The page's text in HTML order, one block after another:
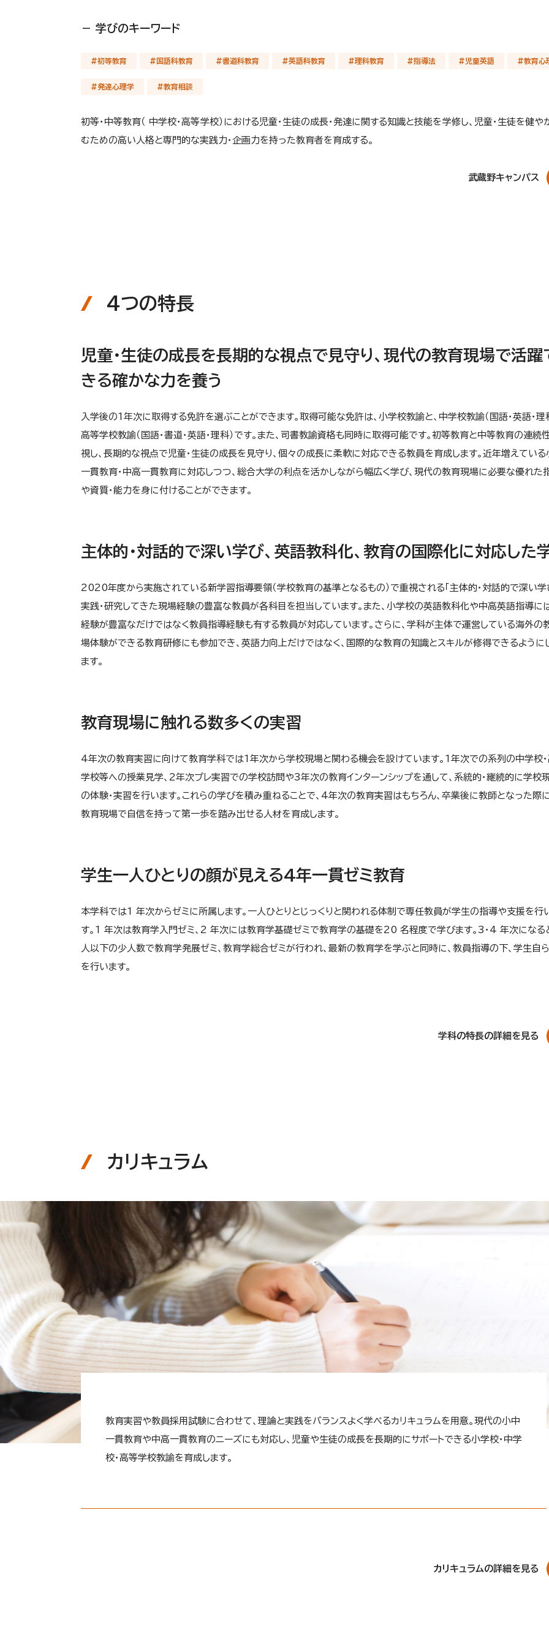
－ 学びのキーワード
#初等教育 #国語科教育 #書道科教育 #英語科教育 #理科教育 #指導法 #児童英語 #教育心
#発達心理学 #教育相談
初等・中等教育（ 中学校・高等学校）における児童・生徒の成長・発達に関する知識と技能を学修し、児童・生徒を健や
むための高い人格と専門的な実践力・企画力を持った教育者を育成する。
武蔵野キャンパス
4つの特長
児童・生徒の成長を長期的な視点で見守り、現代の教育現場で活躍
きる確かな力を養う
入学後の1年次に取得する免許を選ぶことができます。取得可能な免許は、小学校教諭と、中学校教諭（国語・英語・理科
高等学校教諭（国語・書道・英語・理科）です。また、司書教諭資格も同時に取得可能です。初等教育と中等教育の連続
視し、長期的な視点で児童・生徒の成長を見守り、個々の成長に柔軟に対応できる教員を育成します。近年増えている
一貫教育・中高一貫教育に対応しつつ、総合大学の利点を活かしながら幅広く学び、現代の教育現場に必要な優れた
や資質・能力を身に付けることができます。
主体的・対話的で深い学び、英語教科化、教育の国際化に対応した
2020年度から実施されている新学習指導要領（学校教育の基準となるもの）で重視される「主体的・対話的で深い学
実践・研究してきた現場経験の豊富な教員が各科目を担当しています。また、小学校の英語教科化や中高英語指導に
経験が豊富なだけではなく教員指導経験も有する教員が対応しています。さらに、学科が主体で運営している海外の
場体験ができる教育研修にも参加でき、英語力向上だけではなく、国際的な教育の知識とスキルが修得できるように
ます。
教育現場に触れる数多くの実習
4年次の教育実習に向けて教育学科では1年次から学校現場と関わる機会を設けています。1年次での系列の中学校
学校等への授業見学、2年次プレ実習での学校訪問や3年次の教育インターンシップを通して、系統的・継続的に学校
の体験・実習を行います。これらの学びを積み重ねることで、4年次の教育実習はもちろん、卒業後に教師となった際に
教育現場で自信を持って第一歩を踏み出せる人材を育成します。
学生一人ひとりの顔が見える4年一貫ゼミ教育
本学科では1 年次からゼミに所属します。一人ひとりとじっくりと関われる体制で専任教員が学生の指導や支援を行
す。1 年次は教育学入門ゼミ、2 年次には教育学基礎ゼミで教育学の基礎を20 名程度で学びます。3・4 年次になる
人以下の少人数で教育学発展ゼミ、教育学総合ゼミが行われ、最新の教育学を学ぶと同時に、教員指導の下、学生自
を行います。
学科の特長の詳細を見る
カリキュラム
教育実習や教員採用試験に合わせて、理論と実践をバランスよく学べるカリキュラムを用意。現代の小中
一貫教育や中高一貫教育のニーズにも対応し、児童や生徒の成長を長期的にサポートできる小学校・中学
校・高等学校教諭を育成します。
カリキュラムの詳細を見る